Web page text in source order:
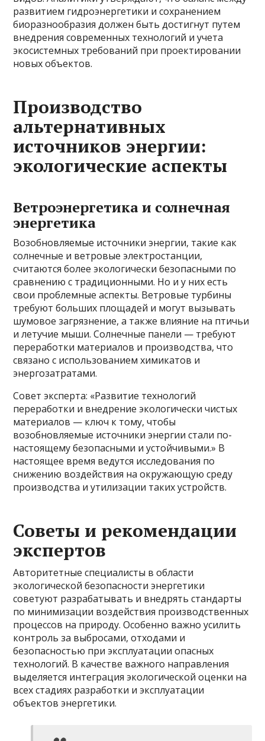
развитием гидроэнергетики и сохранением
биоразнообразия должен быть достигнут путем
внедрения современных технологий и учета
экосистемных требований при проектировании
новых объектов.
Производство
альтернативных
источников энергии:
экологические аспекты
Ветроэнергетика и солнечная
энергетика
Возобновляемые источники энергии, такие как
солнечные и ветровые электростанции,
считаются более экологически безопасными по
сравнению с традиционными. Но и у них есть
свои проблемные аспекты. Ветровые турбины
требуют больших площадей и могут вызывать
шумовое загрязнение, а также влияние на птичьи
и летучие мыши. Солнечные панели — требуют
переработки материалов и производства, что
связано с использованием химикатов и
энергозатратами.
Совет эксперта: «Развитие технологий
переработки и внедрение экологически чистых
материалов — ключ к тому, чтобы
возобновляемые источники энергии стали по-
настоящему безопасными и устойчивыми.» В
настоящее время ведутся исследования по
снижению воздействия на окружающую среду
производства и утилизации таких устройств.
Советы и рекомендации
экспертов
Авторитетные специалисты в области
экологической безопасности энергетики
советуют разрабатывать и внедрять стандарты
по минимизации воздействия производственных
процессов на природу. Особенно важно усилить
контроль за выбросами, отходами и
безопасностью при эксплуатации опасных
технологий. В качестве важного направления
выделяется интеграция экологической оценки на
всех стадиях разработки и эксплуатации
объектов энергетики.